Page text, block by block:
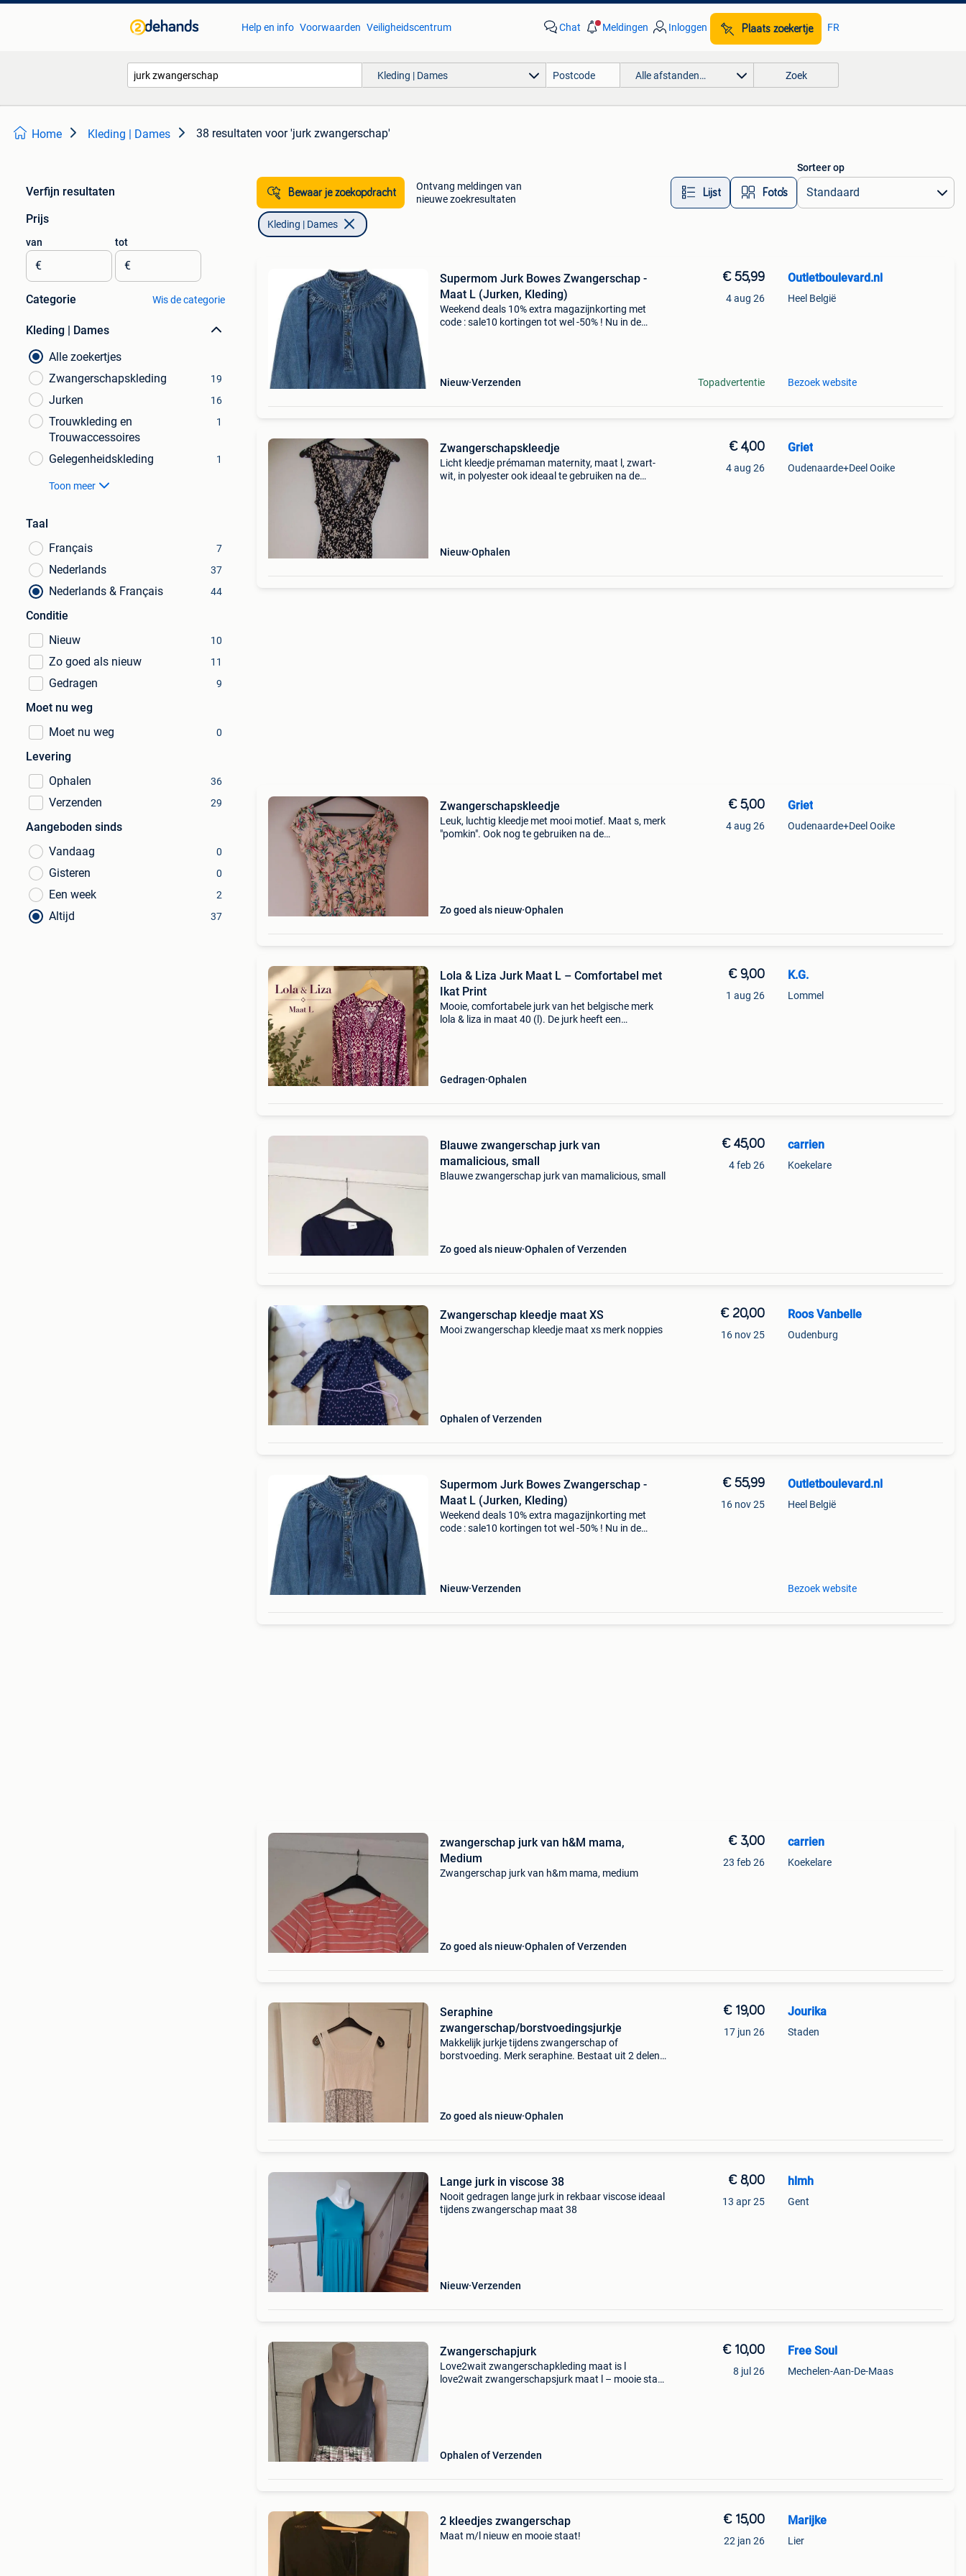
Help en info Voorwaarden Veiligheidscentrum Chat Meldingen Inloggen Plaats zoekertje FR
Kleding | Dames Alle afstanden… Zoek
Home Kleding | Dames 38 resultaten voor 'jurk zwangerschap'
Verfijn resultaten
Prijs
van
€
tot
€
Categorie Wis de categorie
Kleding | Dames
Alle zoekertjes
Zwangerschapskleding
19
Jurken 16
Trouwkleding en
Trouwaccessoires
1
Gelegenheidskleding 1
Toon meer
Taal
Français
7
Nederlands 37
Nederlands & Français 44
Conditie
Nieuw
10
Zo goed als nieuw 11
Gedragen 9
Moet nu weg
Moet nu weg
0
Levering
Ophalen
36
Verzenden 29
Aangeboden sinds
Vandaag
0
Gisteren 0
Een week 2
Altijd 37
Bewaar je zoekopdracht
Ontvang meldingen van
nieuwe zoekresultaten
Lijst Foto’s
Sorteer op
Kleding | Dames
Supermom Jurk Bowes Zwangerschap -
Maat L (Jurken, Kleding)
Weekend deals 10% extra magazijnkorting met
code : sale10 kortingen tot wel -50% ! Nu in de
Nieuw Verzenden
€ 55,99
4 aug 26
Topadvertentie
Outletboulevard.nl
Heel België
Bezoek website
Zwangerschapskleedje
Licht kleedje prémaman maternity, maat l, zwart-
wit, in polyester ook ideaal te gebruiken na de
Nieuw Ophalen
€ 4,00
4 aug 26
Griet
Oudenaarde+Deel Ooike
Zwangerschapskleedje
Leuk, luchtig kleedje met mooi motief. Maat s, merk
"pomkin". Ook nog te gebruiken na de
Zo goed als nieuw Ophalen
€ 5,00
4 aug 26
Griet
Oudenaarde+Deel Ooike
Lola & Liza Jurk Maat L – Comfortabel met
Ikat Print
Mooie, comfortabele jurk van het belgische merk
lola & liza in maat 40 (l). De jurk heeft een
Gedragen Ophalen
€ 9,00
1 aug 26
K.G.
Lommel
Blauwe zwangerschap jurk van
mamalicious, small
Blauwe zwangerschap jurk van mamalicious, small
Zo goed als nieuw Ophalen of Verzenden
€ 45,00
4 feb 26
carrien
Koekelare
Zwangerschap kleedje maat XS
Mooi zwangerschap kleedje maat xs merk noppies
Ophalen of Verzenden
€ 20,00
16 nov 25
Roos Vanbelle
Oudenburg
Supermom Jurk Bowes Zwangerschap -
Maat L (Jurken, Kleding)
Weekend deals 10% extra magazijnkorting met
code : sale10 kortingen tot wel -50% ! Nu in de
Nieuw Verzenden
€ 55,99
16 nov 25
Outletboulevard.nl
Heel België
Bezoek website
zwangerschap jurk van h&M mama,
Medium
Zwangerschap jurk van h&m mama, medium
Zo goed als nieuw Ophalen of Verzenden
€ 3,00
23 feb 26
carrien
Koekelare
Seraphine
zwangerschap/borstvoedingsjurkje
Makkelijk jurkje tijdens zwangerschap of
borstvoeding. Merk seraphine. Bestaat uit 2 delen:
Zo goed als nieuw Ophalen
€ 19,00
17 jun 26
Jourika
Staden
Lange jurk in viscose 38
Nooit gedragen lange jurk in rekbaar viscose ideaal
tijdens zwangerschap maat 38
Nieuw Verzenden
€ 8,00
13 apr 25
hlmh
Gent
Zwangerschapjurk
Love2wait zwangerschapkleding maat is l
love2wait zwangerschapsjurk maat l – mooie staat
Ophalen of Verzenden
€ 10,00
8 jul 26
Free Soul
Mechelen-Aan-De-Maas
2 kleedjes zwangerschap
Maat m/l nieuw en mooie staat!
€ 15,00
22 jan 26
Marijke
Lier